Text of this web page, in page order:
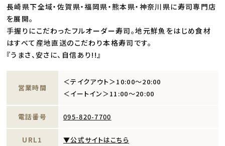
長崎県下全域・佐賀県・福岡県・熊本県・神奈川県に寿司専門店
を展開。
手握りにこだわったフルオーダー寿司。地元鮮魚をはじめ食材
はすべて産地直送のこだわり本格寿司です。
『うまさ、安さに、自信あり!!』
営業時間
＜テイクアウト＞10:00～20:00
＜イートイン＞11:00～20:00
電話番号 095-820-7700
URL1 ▼公式サイトはこちら